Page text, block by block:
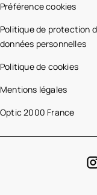
Préférence cookies
Politique de protection
données personnelles
Politique de cookies
Mentions légales
Optic 2000 France